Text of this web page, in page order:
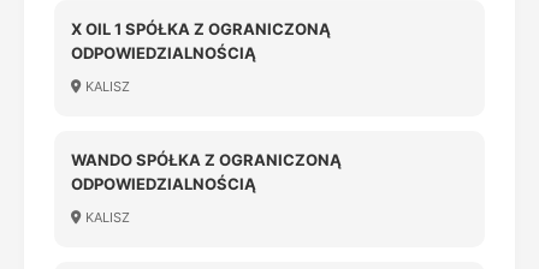
X OIL 1 SPÓŁKA Z OGRANICZONĄ
ODPOWIEDZIALNOŚCIĄ
KALISZ
WANDO SPÓŁKA Z OGRANICZONĄ
ODPOWIEDZIALNOŚCIĄ
KALISZ